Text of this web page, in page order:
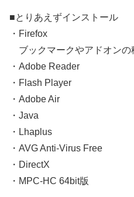
■とりあえずインストール
・Firefox
ブックマークやアドオンの
・Adobe Reader
・Flash Player
・Adobe Air
・Java
・Lhaplus
・AVG Anti-Virus Free
・DirectX
・MPC-HC 64bit版